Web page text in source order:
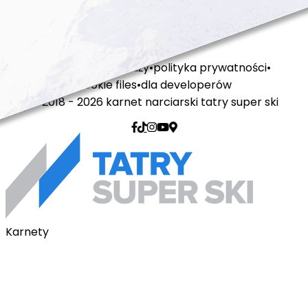
regulamin sprzedaży polityka prywatności
cookie files dla developerów
© 2018 - 2026 karnet narciarski tatry super ski
Karnety